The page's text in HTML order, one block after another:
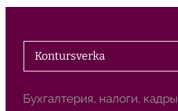
Kontursverka
Бухгалтерия, налоги, кадры